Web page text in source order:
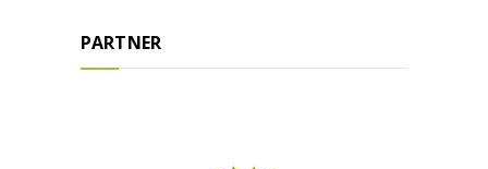
PARTNER